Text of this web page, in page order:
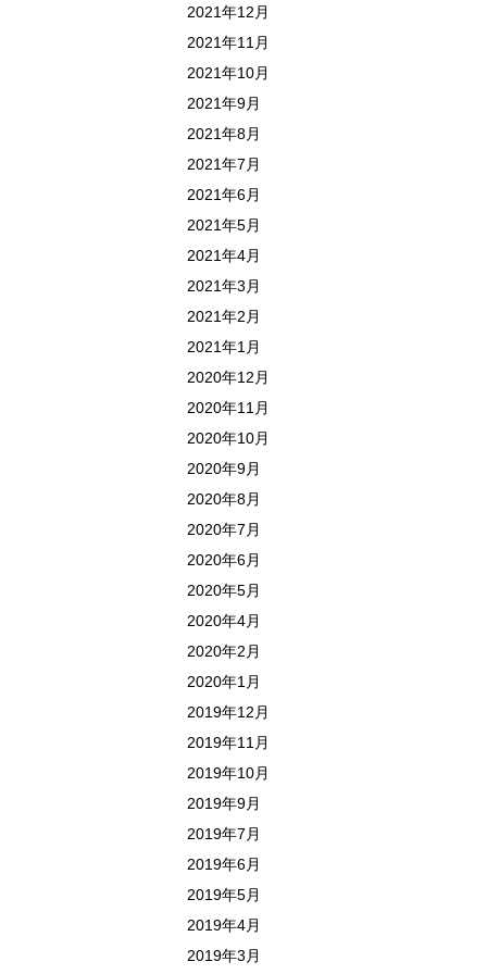
2021年12月
2021年11月
2021年10月
2021年9月
2021年8月
2021年7月
2021年6月
2021年5月
2021年4月
2021年3月
2021年2月
2021年1月
2020年12月
2020年11月
2020年10月
2020年9月
2020年8月
2020年7月
2020年6月
2020年5月
2020年4月
2020年2月
2020年1月
2019年12月
2019年11月
2019年10月
2019年9月
2019年7月
2019年6月
2019年5月
2019年4月
2019年3月